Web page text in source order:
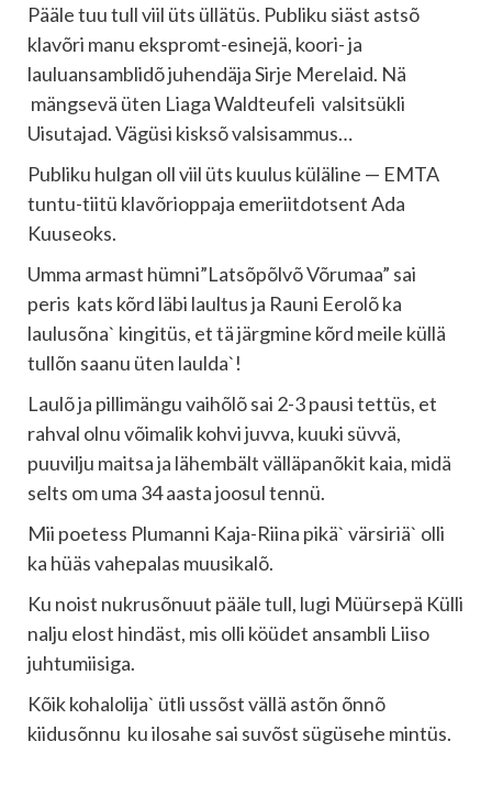
Pääle tuu tull viil üts üllätüs. Publiku siäst astsõ
klavõri manu ekspromt-esinejä, koori- ja
lauluansamblidõ juhendäja Sirje Merelaid. Nä
mängsevä üten Liaga Waldteufeli valsitsükli
Uisutajad. Vägüsi kisksõ valsisammus…
Publiku hulgan oll viil üts kuulus küläline — EMTA
tuntu-tiitü klavõrioppaja emeriitdotsent Ada
Kuuseoks.
Umma armast hümni”Latsõpõlvõ Võrumaa” sai
peris kats kõrd läbi laultus ja Rauni Eerolõ ka
laulusõna` kingitüs, et tä järgmine kõrd meile küllä
tullõn saanu üten laulda`!
Laulõ ja pillimängu vaihõlõ sai 2-3 pausi tettüs, et
rahval olnu võimalik kohvi juvva, kuuki süvvä,
puuvilju maitsa ja lähembält välläpanõkit kaia, midä
selts om uma 34 aasta joosul tennü.
Mii poetess Plumanni Kaja-Riina pikä` värsiriä` olli
ka hüäs vahepalas muusikalõ.
Ku noist nukrusõnuut pääle tull, lugi Müürsepä Külli
nalju elost hindäst, mis olli köüdet ansambli Liiso
juhtumiisiga.
Kõik kohalolija` ütli ussõst vällä astõn õnnõ
kiidusõnnu ku ilosahe sai suvõst sügüsehe mintüs.